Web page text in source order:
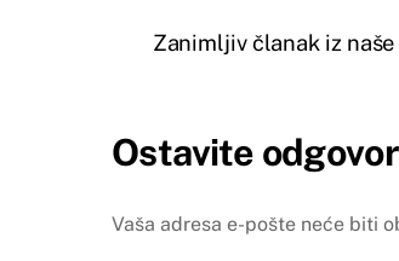
Zanimljiv članak iz
Ostavite odgovor
Vaša adresa e-pošte neće biti